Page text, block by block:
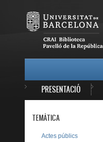
PRESENTACIÓ
TEMÀTICA
Actes públics